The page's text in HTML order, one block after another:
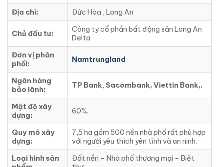
Địa chỉ: Đức Hòa , Long An
Chủ đầu tư:
Công ty cổ phần bất động sản Long An
Delta
Đơn vị phân
phối:
Namtrungland
Ngân hàng
bảo lãnh:
TP Bank, Sacombank, Viettin Bank,.
Mật độ xây
dựng:
60%.
Quy mô xây
dựng:
7,5 ha gồm 500 nền nhà phố rất phù hợp
với người yêu thích yên tĩnh và an ninh.
Loại hình sản
Đất nền – Nhà phố thương mại – Biệt